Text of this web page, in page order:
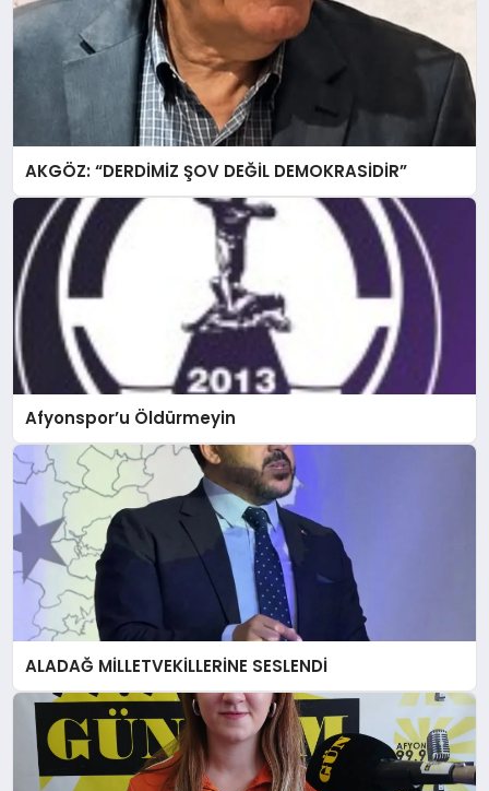
AKGÖZ: “DERDİMİZ ŞOV DEĞİL DEMOKRASİDİR”
Afyonspor’u Öldürmeyin
ALADAĞ MİLLETVEKİLLERİNE SESLENDİ